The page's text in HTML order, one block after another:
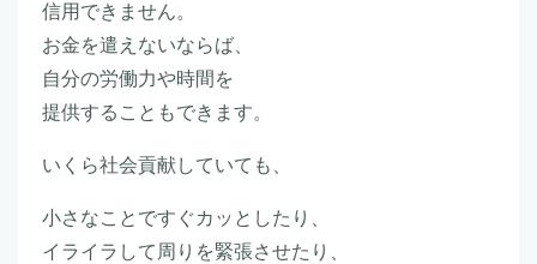
信用できません。
お金を遣えないならば、
自分の労働力や時間を
提供することもできます。
いくら社会貢献していても、
小さなことですぐカッとしたり、
イライラして周りを緊張させたり、